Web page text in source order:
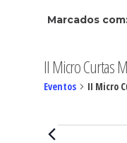
Marcados
II Micro Curtas
Eventos II Micro
Eventos